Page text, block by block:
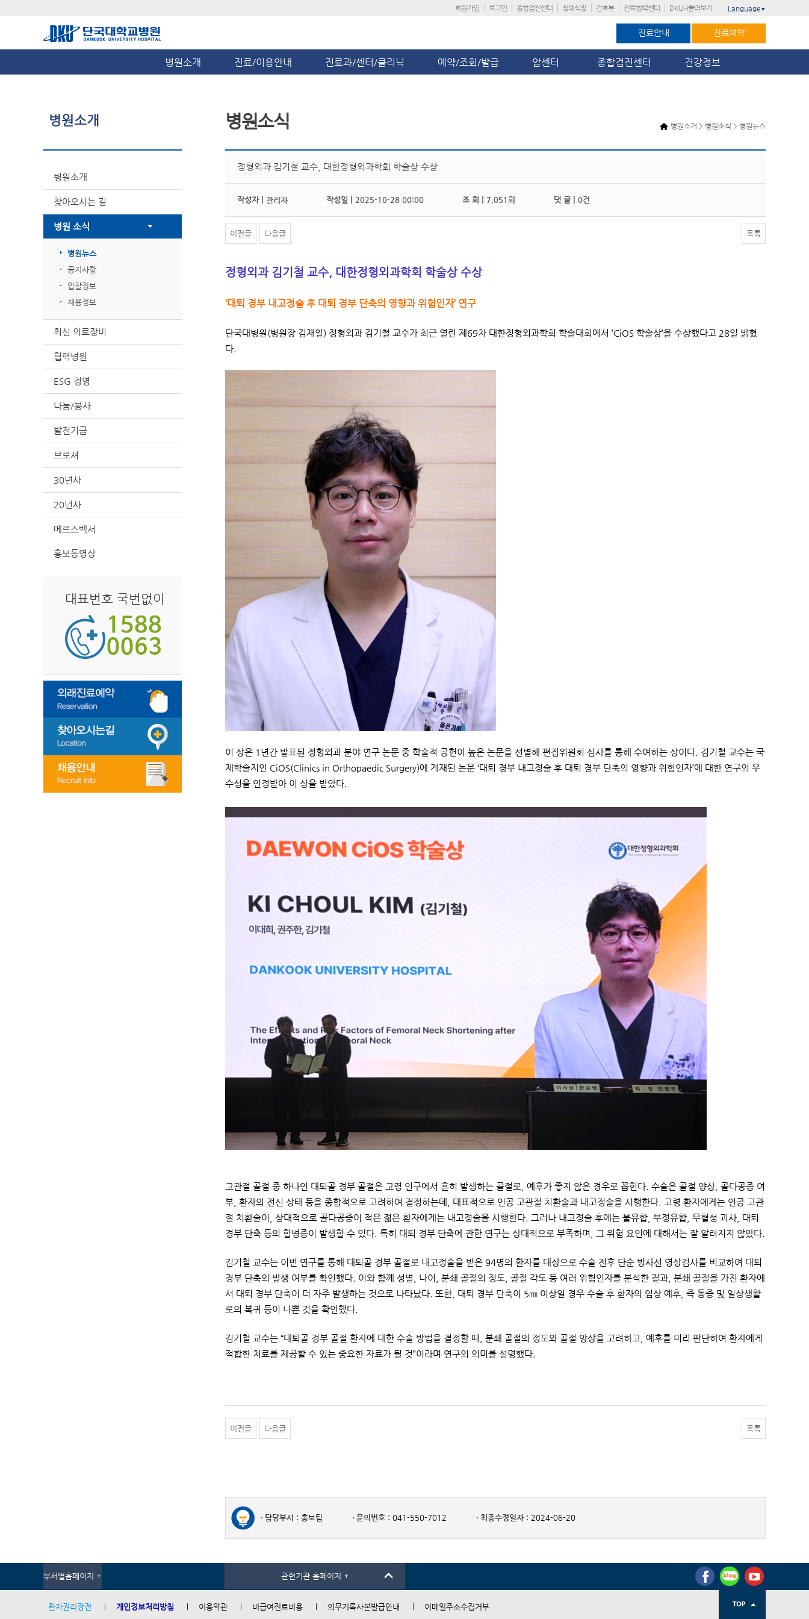
회원가입 로그인 종합검진센터 장례식장 간호부 진료협력센터 DKUH둘러보기 Language ▼
진료안내 진료예약
병원소개 진료/이용안내 진료과/센터/클리닉 예약/조회/발급 암센터 종합검진센터 건강정보
병원소개
병원소개
찾아오시는 길
병원 소식
병원뉴스
공지사항
입찰정보
채용정보
최신 의료장비
협력병원
ESG 경영
나눔/봉사
발전기금
브로셔
30년사
20년사
메르스백서
홍보동영상
대표번호 국번없이
병원소개 > 병원소식 > 병원뉴스
병원소식
정형외과 김기철 교수, 대한정형외과학회 학술상 수상
작성자 | 관리자 작성일 | 2025-10-28 00:00 조 회 | 7,051회 댓 글 | 0건
이전글 다음글 목록
정형외과 김기철 교수, 대한정형외과학회 학술상 수상
‘대퇴 경부 내고정술 후 대퇴 경부 단축의 영향과 위험인자’ 연구
단국대병원(병원장 김재일) 정형외과 김기철 교수가 최근 열린 제69차 대한정형외과학회 학술대회에서 ’CiOS 학술상’을 수상했다고 28일 밝혔
다.
이 상은 1년간 발표된 정형외과 분야 연구 논문 중 학술적 공헌이 높은 논문을 선별해 편집위원회 심사를 통해 수여하는 상이다. 김기철 교수는 국
제학술지인 CiOS(Clinics in Orthopaedic Surgery)에 게재된 논문 ‘대퇴 경부 내고정술 후 대퇴 경부 단축의 영향과 위험인자’에 대한 연구의 우
수성을 인정받아 이 상을 받았다.
고관절 골절 중 하나인 대퇴골 경부 골절은 고령 인구에서 흔히 발생하는 골절로, 예후가 좋지 않은 경우로 꼽힌다. 수술은 골절 양상, 골다공증 여
부, 환자의 전신 상태 등을 종합적으로 고려하여 결정하는데, 대표적으로 인공 고관절 치환술과 내고정술을 시행한다. 고령 환자에게는 인공 고관
절 치환술이, 상대적으로 골다공증이 적은 젊은 환자에게는 내고정술을 시행한다. 그러나 내고정술 후에는 불유합, 부정유합, 무혈성 괴사, 대퇴
경부 단축 등의 합병증이 발생할 수 있다. 특히 대퇴 경부 단축에 관한 연구는 상대적으로 부족하며, 그 위험 요인에 대해서는 잘 알려지지 않았다.
김기철 교수는 이번 연구를 통해 대퇴골 경부 골절로 내고정술을 받은 94명의 환자를 대상으로 수술 전후 단순 방사선 영상검사를 비교하여 대퇴
경부 단축의 발생 여부를 확인했다. 이와 함께 성별, 나이, 분쇄 골절의 정도, 골절 각도 등 여러 위험인자를 분석한 결과, 분쇄 골절을 가진 환자에
서 대퇴 경부 단축이 더 자주 발생하는 것으로 나타났다. 또한, 대퇴 경부 단축이 5㎜ 이상일 경우 수술 후 환자의 임상 예후, 즉 통증 및 일상생활
로의 복귀 등이 나쁜 것을 확인했다.
김기철 교수는 “대퇴골 경부 골절 환자에 대한 수술 방법을 결정할 때, 분쇄 골절의 정도와 골절 양상을 고려하고, 예후를 미리 판단하여 환자에게
적합한 치료를 제공할 수 있는 중요한 자료가 될 것”이라며 연구의 의미를 설명했다.
이전글 다음글 목록
담당부서 : 홍보팀 문의번호 : 041-550-7012 최종수정일자 : 2024-06-20
부서별홈페이지 + 관련기관 홈페이지 +
환자권리장전 개인정보처리방침 이용약관 비급여진료비용 의무기록사본발급안내 이메일주소수집거부